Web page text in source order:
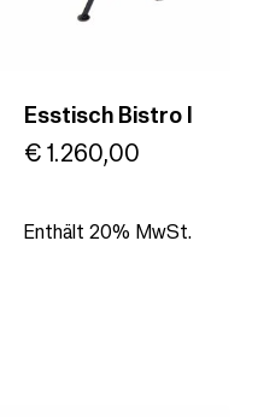
Esstisch Bistro I
€1.260,00
Enthält 20% MwSt.